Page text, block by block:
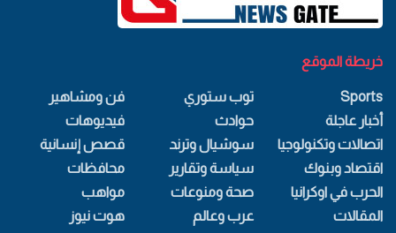
خريطة الموقع
Sports
أخبار عاجلة
اتصالات وتكنولوجيا
اقتصاد وبنوك
الحرب في اوكرانيا
المقالات
توب ستوري
حوادث
سوشيال وترند
سياسة وتقارير
صحة ومنوعات
عرب وعالم
فن ومشاهير
فيديوهات
قصص إنسانية
محافظات
مواهب
هوت نيوز